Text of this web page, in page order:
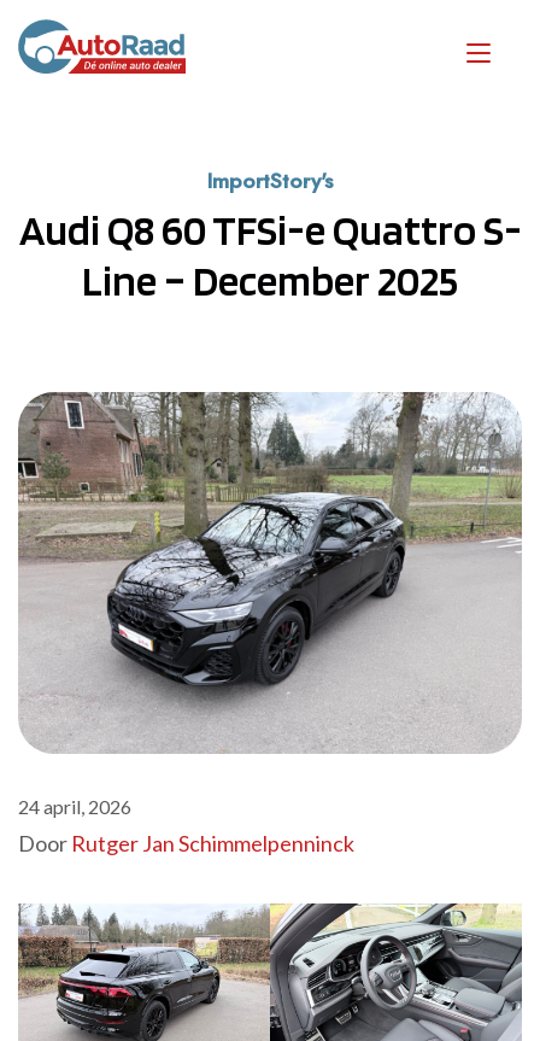
ImportStory's
Audi Q8 60 TFSi-e Quattro S-
Line – December 2025
24 april, 2026
Door Rutger Jan Schimmelpenninck